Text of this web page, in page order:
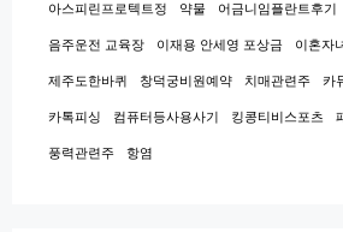
아스피린프로텍트정 약물 어금니임플란트후기
음주운전 교육장 이재용 안세영 포상금 이혼자
제주도한바퀴 창덕궁비원예약 치매관련주 카
카톡피싱 컴퓨터등사용사기 킹콩티비스포츠
풍력관련주 항염